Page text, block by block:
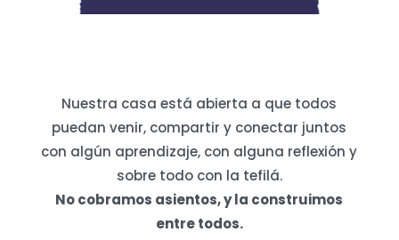
Nuestra casa está abierta a que todos
puedan venir, compartir y conectar juntos
con algún aprendizaje, con alguna reflexión y
sobre todo con la tefilá.
No cobramos asientos, y la construimos
entre todos.